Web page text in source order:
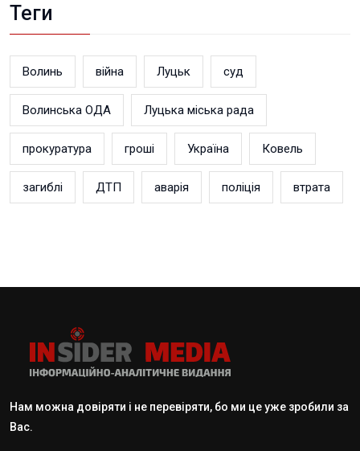
Теги
Волинь війна Луцьк суд
Волинська ОДА Луцька міська рада
прокуратура гроші Україна Ковель
загиблі ДТП аварія поліція втрата
Нам можна довіряти і не перевіряти, бо ми це уже зробили за
Вас.